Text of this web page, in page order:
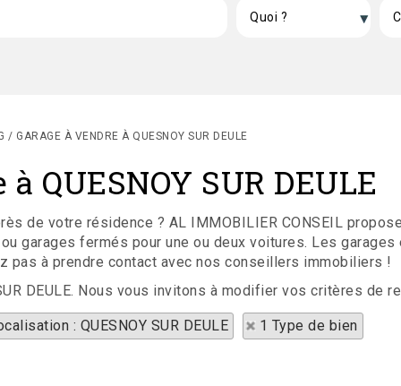
/ GARAGE À VENDRE À QUESNOY SUR DEULE
QUESNOY SUR DEULE
de votre résidence ? AL IMMOBILIER CONSEIL
garages fermés pour une ou deux voitures. Les
à prendre contact avec nos conseillers immobiliers !
DEULE. Nous vous invitons à modifier vos critères de
: QUESNOY SUR DEULE 1 Type de bien